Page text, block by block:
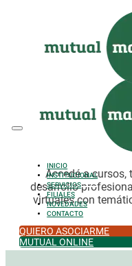
Saltar al pie de
INICIO
INSTITUCIONAL
SERVICIOS
FILIALES
NOVEDADES
CONTACTO
QUIERO ASOCIARME
MUTUAL ONLINE
Accedé a
desarrollo
virtuales con